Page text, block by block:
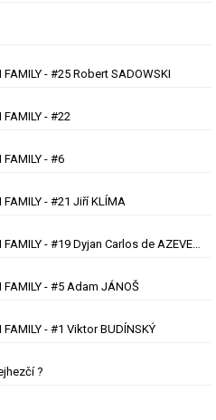
- #25 Robert SADOWSKI
- #22
- #6
- #21 Jiří KLÍMA
Dražba hráčských dresů SILESIAN FAMILY - #19 Dyjan Carlos de AZEVEDO
- #5 Adam JÁNOŠ
- #1 Viktor BUDÍNSKÝ
?